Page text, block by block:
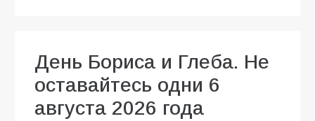
День Бориса и Глеба. Не
оставайтесь одни 6
августа 2026 года